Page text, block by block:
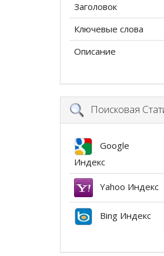
Заголовок
Ключевые слова
Описание
Поисковая
Google
Индекс
Yahoo Индекс
Bing Индекс